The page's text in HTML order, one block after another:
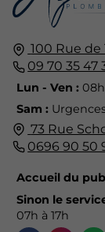
100 Rue de
09 70 35 47
Lun - Ven :
Sam :
73 Rue
0696 90 50
Accueil du
Sinon le
07h à 17h